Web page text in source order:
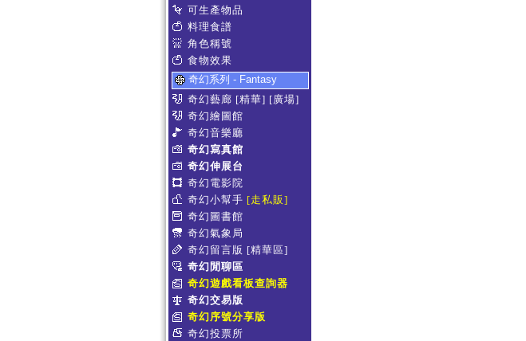
可生產物品
料理食譜
角色稱號
食物效果
奇幻系列 - Fantasy
奇幻藝廊 [精華] [廣場]
奇幻繪圖館
奇幻音樂廳
奇幻寫真館
奇幻伸展台
奇幻電影院
奇幻小幫手 [走私販]
奇幻圖書館
奇幻氣象局
奇幻留言版 [精華區]
奇幻閒聊區
奇幻遊戲看板查詢器
奇幻交易版
奇幻序號分享版
奇幻投票所